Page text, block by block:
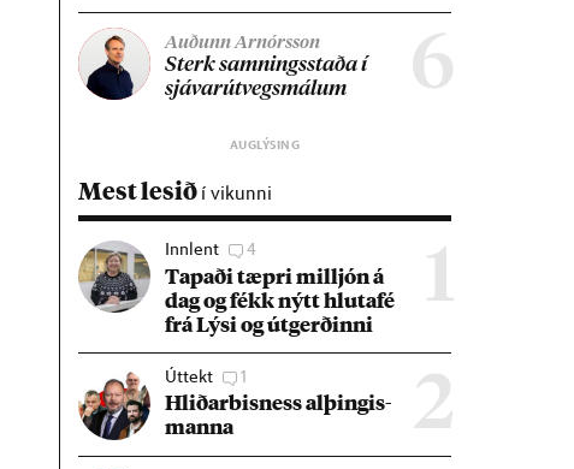
6
Auðunn Arnórsson
Sterk samn­ings­staða í
sjáv­ar­út­vegs­mál­um
Mest lesið í vikunni
1
Innlent 4
Tap­aði tæpri millj­ón á
dag og fékk nýtt hluta­fé
frá Lýsi og út­gerð­inni
2
Úttekt 1
Hlið­ar­bis­ness al­þing­is­
manna